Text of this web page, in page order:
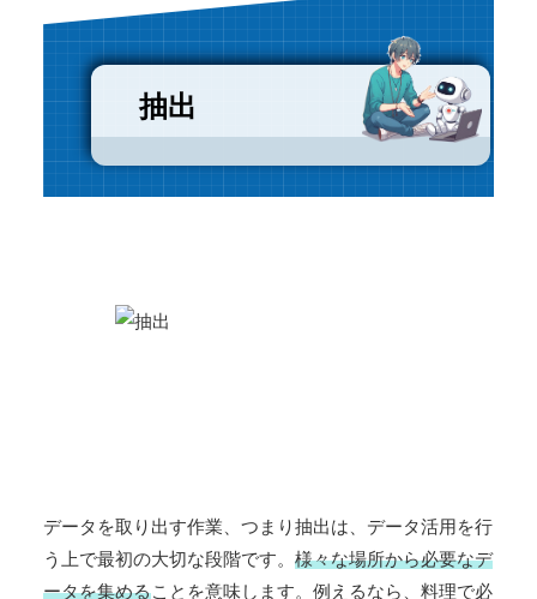
抽出
データを取り出す作業、つまり抽出は、データ活用を行
う上で最初の大切な段階です。 様々な場所から必要なデ
ータを集めることを意味します。例えるなら、料理で必